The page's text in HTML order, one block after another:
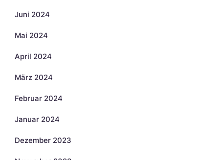
Juni 2024
Mai 2024
April 2024
März 2024
Februar 2024
Januar 2024
Dezember 2023